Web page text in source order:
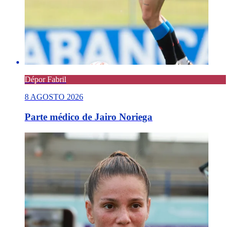
Dépor Fabril
8 AGOSTO 2026
Parte médico de Jairo Noriega